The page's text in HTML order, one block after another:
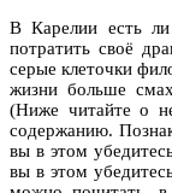
В Карелии есть
потратить своё
серые клеточки
жизни больше
(Ниже читайте о
содержанию.
вы в этом
вы в этом